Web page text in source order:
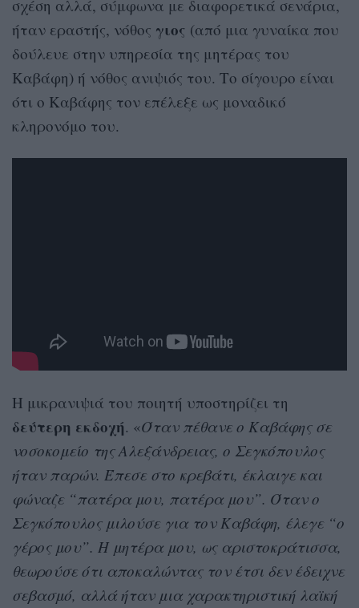
σχέση αλλά, σύμφωνα με διαφορετικά σενάρια,
ήταν εραστής, νόθος γιος (από μια γυναίκα που
δούλευε στην υπηρεσία της μητέρας του
Καβάφη) ή νόθος ανιψιός του. Το σίγουρο είναι
ότι ο Καβάφης τον επέλεξε ως μοναδικό
κληρονόμο του.
Η μικρανιψιά του ποιητή υποστηρίζει τη
δεύτερη εκδοχή. «Όταν πέθανε ο Καβάφης σε
νοσοκομείο της Αλεξάνδρειας, ο Σεγκόπουλος
ήταν παρών. Έπεσε στο κρεβάτι, έκλαιγε και
φώναζε “πατέρα μου, πατέρα μου”. Όταν ο
Σεγκόπουλος μιλούσε για τον Καβάφη, έλεγε “ο
γέρος μου”. Η μητέρα μου, ως αριστοκράτισσα,
θεωρούσε ότι αποκαλώντας τον έτσι δεν έδειχνε
σεβασμό, αλλά ήταν μια χαρακτηριστική λαϊκή